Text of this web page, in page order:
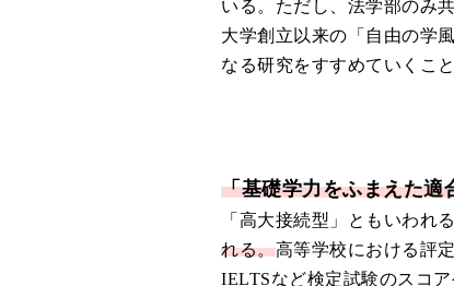
いる。ただし、法学部のみ
大学創立以来の「自由の学
なる研究をすすめていくこ
「基礎学力をふまえた適
「高大接続型」ともいわれ
れる。高等学校における評
IELTSなど検定試験のスコ